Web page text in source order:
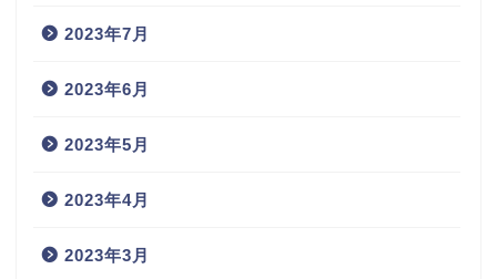
2023年7月
2023年6月
2023年5月
2023年4月
2023年3月